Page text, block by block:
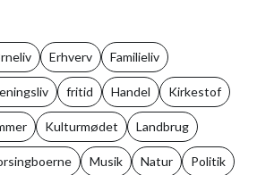
Erhverv Familieliv
fritid Handel Kirkestof
Kulturmødet Landbrug
Musik Natur Politik